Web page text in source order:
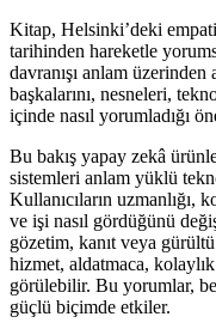
Kitap, Helsinki’deki
tarihinden hareketle
davranışı anlam üzerinden
başkalarını, nesneleri,
içinde nasıl yorumladığı
Bu bakış yapay zekâ
sistemleri anlam yüklü
Kullanıcıların uzmanlığı,
ve işi nasıl gördüğünü
gözetim, kanıt veya
hizmet, aldatmaca,
görülebilir. Bu yorumlar,
güçlü biçimde etkiler.